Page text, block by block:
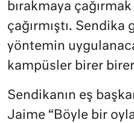
bırakmaya
çağırmıştı. Sendika
yöntemin
kampüsler birer
Sendikanın eş
Jaime “Böyle bir